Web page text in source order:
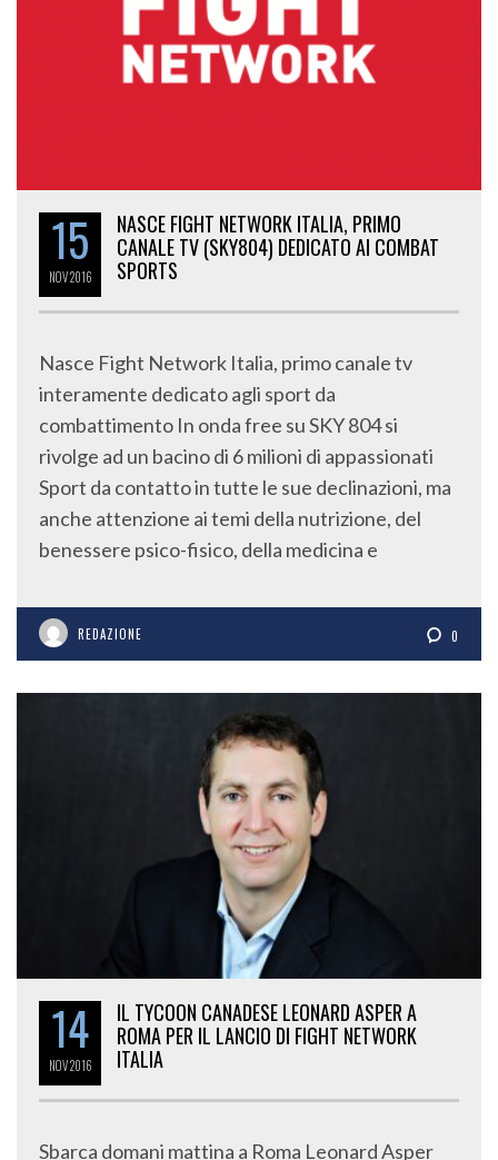
15
NOV2016
NASCE FIGHT NETWORK ITALIA, PRIMO
CANALE TV (SKY804) DEDICATO AI COMBAT
SPORTS
Nasce Fight Network Italia, primo canale tv
interamente dedicato agli sport da
combattimento In onda free su SKY 804 si
rivolge ad un bacino di 6 milioni di appassionati
Sport da contatto in tutte le sue declinazioni, ma
anche attenzione ai temi della nutrizione, del
benessere psico-fisico, della medicina e
REDAZIONE 0
14
NOV2016
IL TYCOON CANADESE LEONARD ASPER A
ROMA PER IL LANCIO DI FIGHT NETWORK
ITALIA
Sbarca domani mattina a Roma Leonard Asper